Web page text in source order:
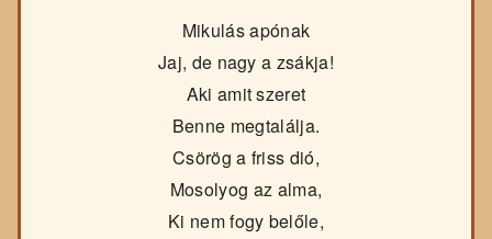
Mikulás apónak
Jaj, de nagy a zsákja!
Aki amit szeret
Benne megtalálja.
Csörög a friss dió,
Mosolyog az alma,
Ki nem fogy belőle,